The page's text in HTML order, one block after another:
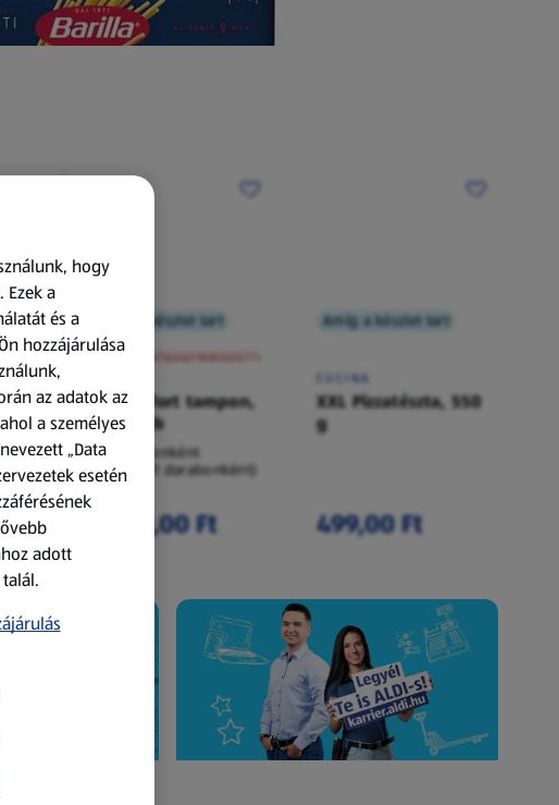
Amíg a készlet tart
XXL
A termék nem érkezett meg!
Procomfort tampon,
54 darab
54 darabonként
(62,94 Ft/1 darabonként)
3 399,00 Ft
Amíg a készlet tart
CUCINA
XXL Pizzatészta, 550
g
499,00 Ft
hogy
Ezek a
és a
hozzájárulása
az adatok az
a személyes
„Data
esetén
adott